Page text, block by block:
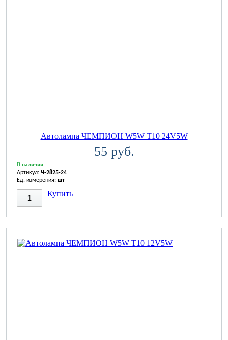
Автолампа ЧЕМПИОН W5W T10 24V5W
55 руб.
В наличии
Артикул: Ч-2825-24
Ед. измерения: шт
Купить